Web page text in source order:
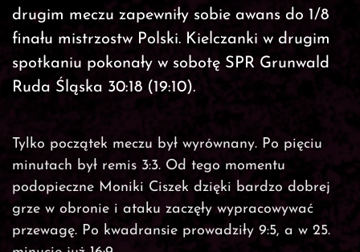
drugim meczu zapewniły sobie awans do 1/8
finału mistrzostw Polski. Kielczanki w drugim
spotkaniu pokonały w sobotę SPR Grunwald
Ruda Śląska 30:18 (19:10).
Tylko początek meczu był wyrównany. Po pięciu
minutach był remis 3:3. Od tego momentu
podopieczne Moniki Ciszek dzięki bardzo dobrej
grze w obronie i ataku zaczęły wypracowywać
przewagę. Po kwadransie prowadziły 9:5, a w 25.